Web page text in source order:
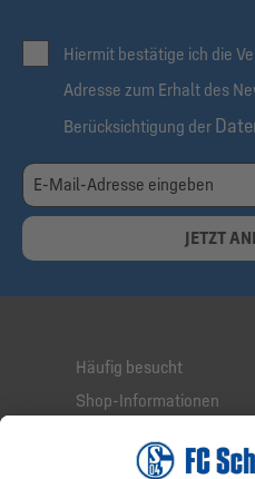
Hiermit bestätige ich die
Adresse zum Erhalt des
Berücksichtigung der
JETZT
Häufig besucht
Shop-Informationen
Service-Hotline